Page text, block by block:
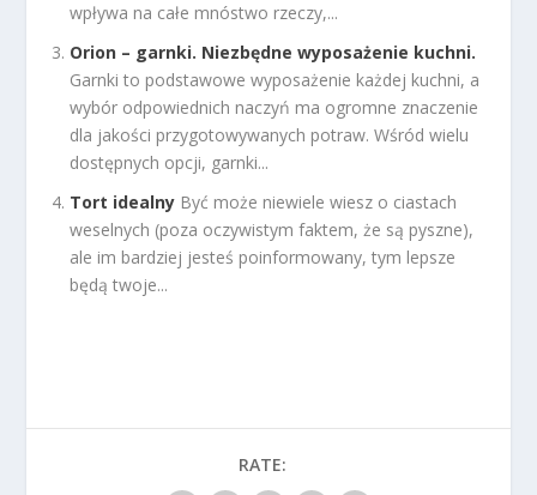
wpływa na całe mnóstwo rzeczy,...
Orion – garnki. Niezbędne wyposażenie kuchni.
Garnki to podstawowe wyposażenie każdej kuchni, a
wybór odpowiednich naczyń ma ogromne znaczenie
dla jakości przygotowywanych potraw. Wśród wielu
dostępnych opcji, garnki...
Tort idealny Być może niewiele wiesz o ciastach
weselnych (poza oczywistym faktem, że są pyszne),
ale im bardziej jesteś poinformowany, tym lepsze
będą twoje...
RATE: